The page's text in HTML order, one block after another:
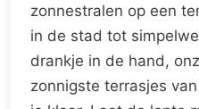
zonnestralen op een
in de stad tot
drankje in de hand,
zonnigste terrasjes